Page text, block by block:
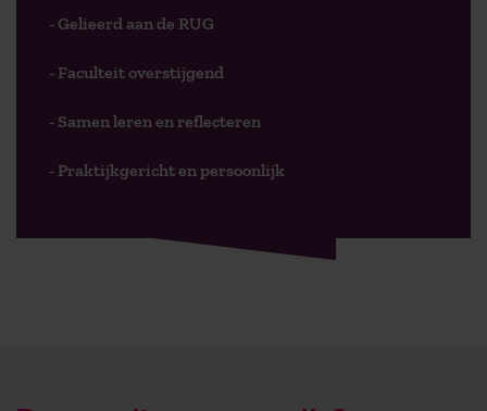
- Gelieerd aan de RUG
- Faculteit overstijgend
- Samen leren en reflecteren
- Praktijkgericht en persoonlijk